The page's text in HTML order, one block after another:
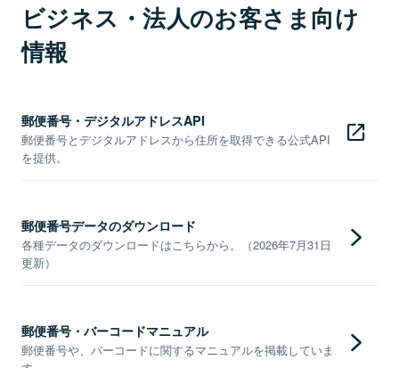
ビジネス・法人のお客さま向け
情報
郵便番号・デジタルアドレスAPI
郵便番号とデジタルアドレスから住所を取得できる公式API
を提供。
郵便番号データのダウンロード
各種データのダウンロードはこちらから。（2026年7月31日
更新）
郵便番号・バーコードマニュアル
郵便番号や、バーコードに関するマニュアルを掲載していま